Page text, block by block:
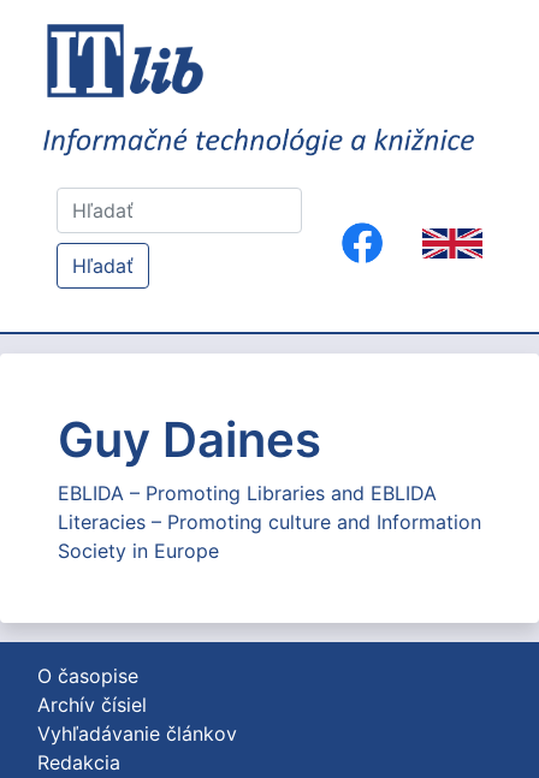
Hľadať
Guy Daines
EBLIDA – Promoting Libraries and EBLIDA
Literacies – Promoting culture and Information
Society in Europe
O časopise
Archív čísiel
Vyhľadávanie článkov
Redakcia